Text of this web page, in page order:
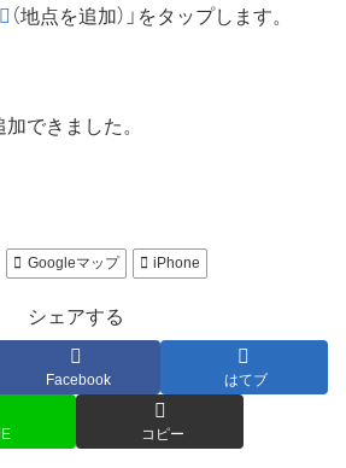
（地点を追加）」をタップします。
できました。
Googleマップ iPhone
シェアする
Facebook はてブ
コピー